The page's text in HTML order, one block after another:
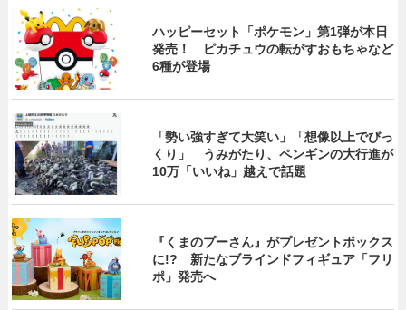
ハッピーセット「ポケモン」第1弾が本日
発売！ ピカチュウの転がすおもちゃなど
6種が登場
「勢い強すぎて大笑い」「想像以上でびっ
くり」 うみがたり、ペンギンの大行進が
10万「いいね」越えで話題
『くまのプーさん』がプレゼントボックス
に!? 新たなブラインドフィギュア「フリ
ポ」発売へ